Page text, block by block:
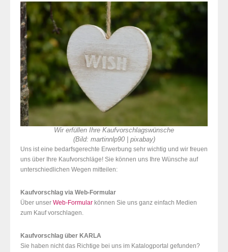
Wir erfüllen Ihre Kaufvorschlagswünsche
(Bild: martinnlp90 | pixabay)
Uns ist eine bedarfsgerechte Erwerbung sehr wichtig und wir freuen
uns über Ihre Kaufvorschläge! Sie können uns Ihre Wünsche auf
unterschiedlichen Wegen mitteilen:
Kaufvorschlag via Web-Formular
Über unser Web-Formular können Sie uns ganz einfach Medien
zum Kauf vorschlagen.
Kaufvorschlag über KARLA
Sie haben nicht das Richtige bei uns im Katalogportal gefunden?